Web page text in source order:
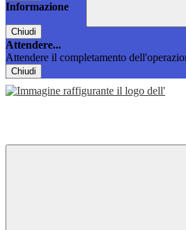
Informazione
Chiudi
Attendere...
Attendere il completamento
Chiudi